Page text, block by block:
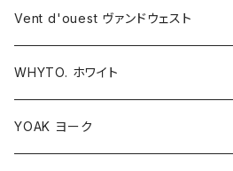
Vent d'ouest ヴァンドウェスト
WHYTO. ホワイト
YOAK ヨーク